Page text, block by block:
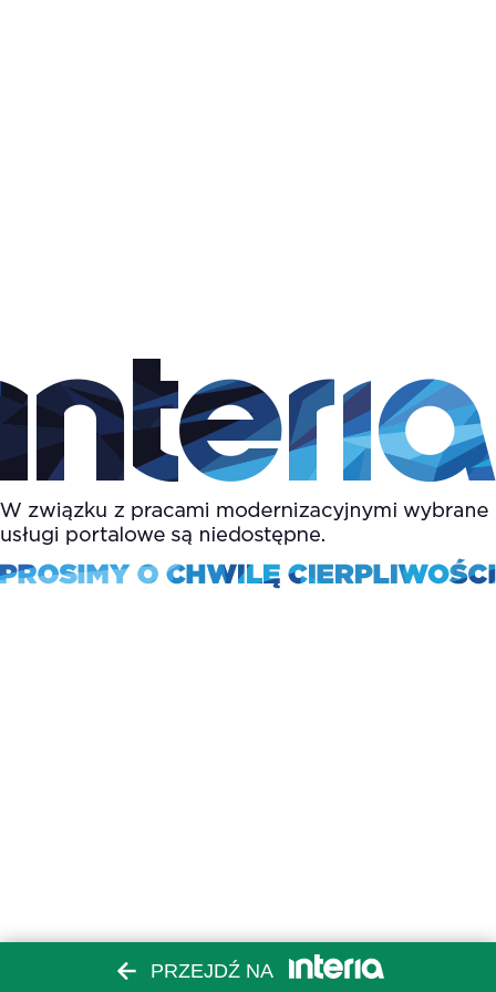
PRZEJDŹ NA